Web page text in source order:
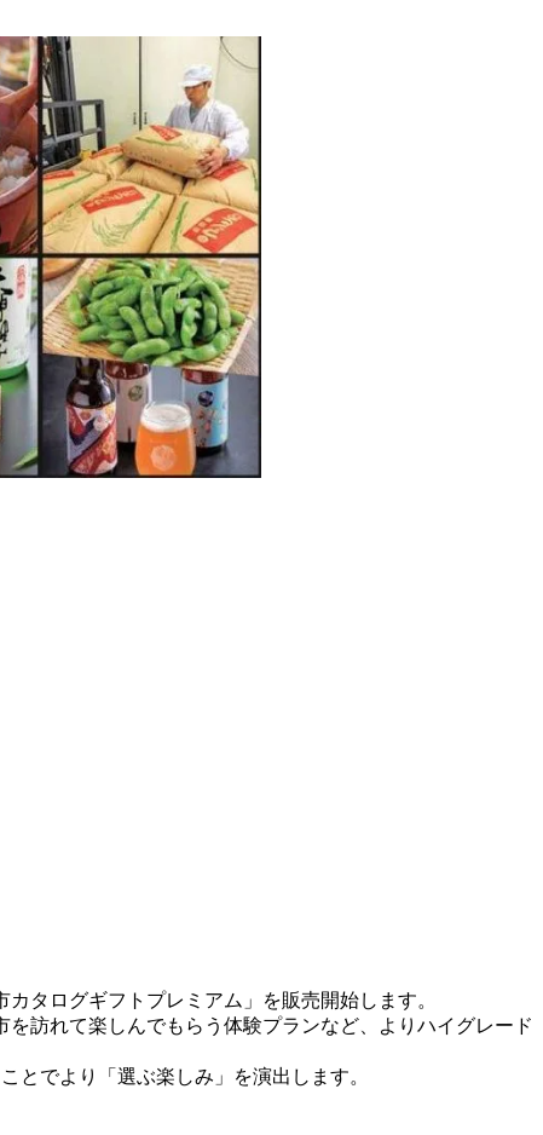
タログギフトプレミアム」を販売開始します。
訪れて楽しんでもらう体験プランなど、よりハイグレード
でより「選ぶ楽しみ」を演出します。